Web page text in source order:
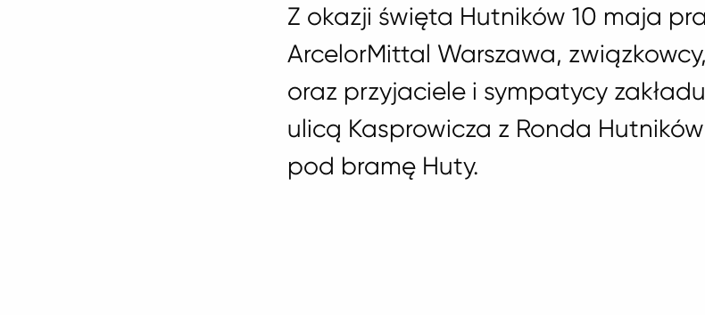
Z okazji święta Hutników 10 maja
ArcelorMittal Warszawa,
oraz przyjaciele i sympatycy
ulicą Kasprowicza z Ronda
pod bramę Huty.